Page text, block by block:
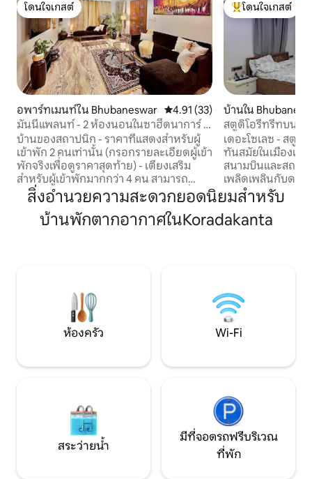
โดนใจเกสต์
โดนใจเกสต์
อพาร์ทเมนท์ใน Bhubaneswar คะแนนเฉลี่ย 4.91 จาก 5, 33 รีวิว
4.91 (33)
มันนี่แพลนท์ - 2 ห้องนอนในซาฮีดนาการ์ -
ใจกลางเมือง
บ้านของสถาปนิก - ราคาที่แสดงสำหรับผู้
เข้าพัก 2 คนเท่านั้น (กรอกรายละเอียดผู้เข้า
พักจริงเพื่อดูราคาสุดท้าย) - เตียงเสริม
สำหรับผู้เข้าพักมากกว่า 4 คน สามารถ
รองรับได้สูงสุด 10 คนโดยมีค่าใช้จ่ายเพิ่ม
เติม ⚠️การใช้เครื่องปรับอากาศในห้องนั่ง
เล่นมีค่าใช้จ่าย ห้องนั่งเล่น 2 ห้อง เครื่อง
และห้องนอน ทำเล📍ดีเยี่ยม Wi-Fi 💯ที่เร็ว
เน็ตฟลิก🖥️ซ์ฟรี อพาร์ทเมนท์ชั้นล่าง 👑
จัดการโดยเจ้าของที่พักดีเด่น👌
โดนใจเกสต์ที่สุด
โดนใจเกสต์
บ้านใน
สตูดิโอรีทรีทบนดา
เมืองเก่า ลิงการาช
เดอะโซเลซ - สตูดิ
ทันสมัยในเมืองเก่
สนามบินและสถานี
เพลิดเพลินกับดาด
ลานกลางแจ้ง เครื่
ครัวแบบแยกส่วน
เข้าพักส่วนตัวที่มี
เพื่อธุรกิจ และการ
ต้องการความสะด
และการเข้าถึงสถ
อย่างรวดเร็ว
สิ่งอำนวยความสะดวกยอดนิยมสำหรับ
บ้านพักตากอากาศในKoradakanta
ห้องครัว Wi-Fi
สระว่ายน้ำ
มีที่จอดรถฟรีบริเวณ
ที่พัก